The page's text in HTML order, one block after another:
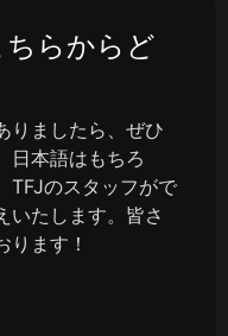
ちらからど
りましたら、ぜひ
日本語はもちろ
TFJのスタッフがで
いたします。皆さ
ります！